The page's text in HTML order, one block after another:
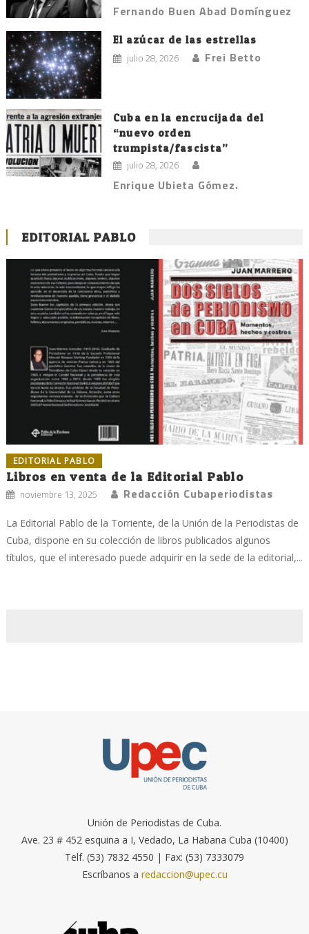
Fernando Buen Abad Domínguez
El azúcar de las estrellas
julio 28, 2026 Frei Betto
Cuba en la encrucijada del
“nuevo orden
trumpista/fascista”
julio 28, 2026
Enrique Ubieta Gómez.
EDITORIAL PABLO
EDITORIAL PABLO
Libros en venta de la Editorial Pablo
noviembre 13, 2025 Redacción Cubaperiodistas
La Editorial Pablo de la Torriente, de la Unión de la Periodistas de
Cuba, dispone en su colección de libros publicados algunos
títulos, que el interesado puede adquirir en la sede de la editorial,...
Unión de Periodistas de Cuba.
Ave. 23 # 452 esquina a I, Vedado, La Habana Cuba (10400)
Telf. (53) 7832 4550 | Fax: (53) 7333079
Escríbanos a redaccion@upec.cu